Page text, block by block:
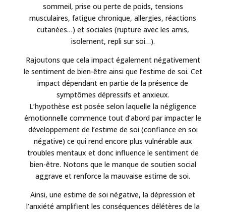
sommeil, prise ou perte de poids, tensions
musculaires, fatigue chronique, allergies, réactions
cutanées…) et sociales (rupture avec les amis,
isolement, repli sur soi…).
Rajoutons que cela impact également négativement
le sentiment de bien-être ainsi que l’estime de soi. Cet
impact dépendant en partie de la présence de
symptômes dépressifs et anxieux.
L’hypothèse est posée selon laquelle la négligence
émotionnelle commence tout d’abord par impacter le
développement de l’estime de soi (confiance en soi
négative) ce qui rend encore plus vulnérable aux
troubles mentaux et donc influence le sentiment de
bien-être. Notons que le manque de soutien social
aggrave et renforce la mauvaise estime de soi.
Ainsi, une estime de soi négative, la dépression et
l’anxiété amplifient les conséquences délétères de la